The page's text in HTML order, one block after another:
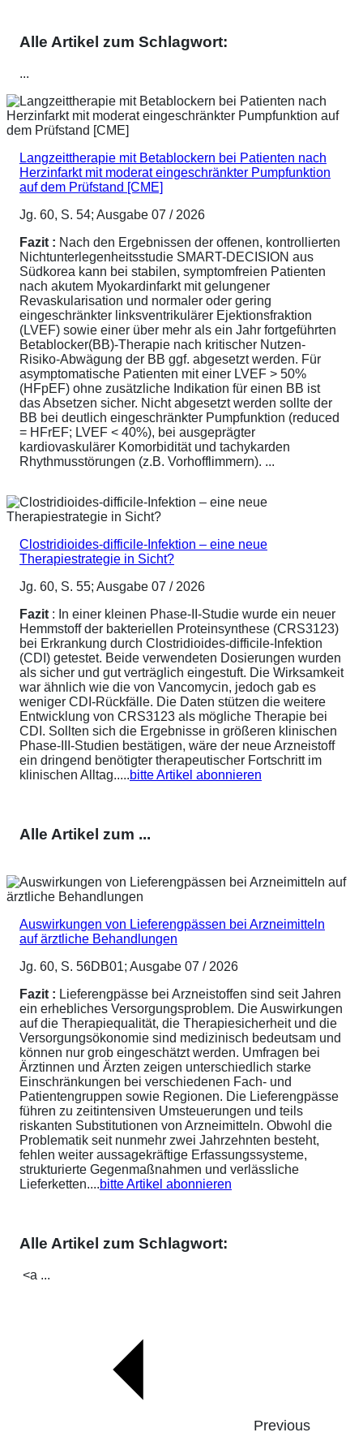
Alle Artikel zum Schlagwort:
...
Langzeittherapie mit Betablockern bei Patienten nach
Herzinfarkt mit moderat eingeschränkter Pumpfunktion
auf dem Prüfstand [CME]
Jg. 60, S. 54; Ausgabe 07 / 2026
Fazit : Nach den Ergebnissen der offenen, kontrollierten
Nichtunterlegenheitsstudie SMART-DECISION aus
Südkorea kann bei stabilen, symptomfreien Patienten
nach akutem Myokardinfarkt mit gelungener
Revaskularisation und normaler oder gering
eingeschränkter linksventrikulärer Ejektionsfraktion
(LVEF) sowie einer über mehr als ein Jahr fortgeführten
Betablocker(BB)-Therapie nach kritischer Nutzen-
Risiko-Abwägung der BB ggf. abgesetzt werden. Für
asymptomatische Patienten mit einer LVEF > 50%
(HFpEF) ohne zusätzliche Indikation für einen BB ist
das Absetzen sicher. Nicht abgesetzt werden sollte der
BB bei deutlich eingeschränkter Pumpfunktion (reduced
= HFrEF; LVEF < 40%), bei ausgeprägter
kardiovaskulärer Komorbidität und tachykarden
Rhythmusstörungen (z.B. Vorhofflimmern). ...
Clostridioides-difficile-Infektion – eine neue
Therapiestrategie in Sicht?
Jg. 60, S. 55; Ausgabe 07 / 2026
Fazit : In einer kleinen Phase-II-Studie wurde ein neuer
Hemmstoff der bakteriellen Proteinsynthese (CRS3123)
bei Erkrankung durch Clostridioides-difficile-Infektion
(CDI) getestet. Beide verwendeten Dosierungen wurden
als sicher und gut verträglich eingestuft. Die Wirksamkeit
war ähnlich wie die von Vancomycin, jedoch gab es
weniger CDI-Rückfälle. Die Daten stützen die weitere
Entwicklung von CRS3123 als mögliche Therapie bei
CDI. Sollten sich die Ergebnisse in größeren klinischen
Phase-III-Studien bestätigen, wäre der neue Arzneistoff
ein dringend benötigter therapeutischer Fortschritt im
klinischen Alltag.....bitte Artikel abonnieren
Alle Artikel zum ...
Auswirkungen von Lieferengpässen bei Arzneimitteln
auf ärztliche Behandlungen
Jg. 60, S. 56DB01; Ausgabe 07 / 2026
Fazit : Lieferengpässe bei Arzneistoffen sind seit Jahren
ein erhebliches Versorgungsproblem. Die Auswirkungen
auf die Therapiequalität, die Therapiesicherheit und die
Versorgungsökonomie sind medizinisch bedeutsam und
können nur grob eingeschätzt werden. Umfragen bei
Ärztinnen und Ärzten zeigen unterschiedlich starke
Einschränkungen bei verschiedenen Fach- und
Patientengruppen sowie Regionen. Die Lieferengpässe
führen zu zeitintensiven Umsteuerungen und teils
riskanten Substitutionen von Arzneimitteln. Obwohl die
Problematik seit nunmehr zwei Jahrzehnten besteht,
fehlen weiter aussagekräftige Erfassungssysteme,
strukturierte Gegenmaßnahmen und verlässliche
Lieferketten....bitte Artikel abonnieren
Alle Artikel zum Schlagwort:
<a ...
Previous